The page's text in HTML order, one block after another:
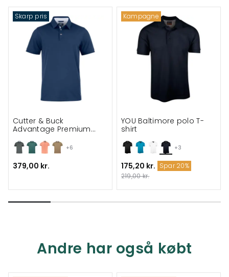
Skarp pris
+6
Cutter & Buck
Advantage Premium
379,00 kr.
Kampagne
+3
YOU Baltimore polo T-
shirt
175,20 kr. Spar 20%
219,00 kr.
Andre har også købt